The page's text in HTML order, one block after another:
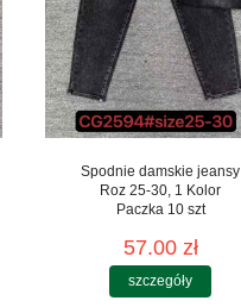
Spodnie damskie jeansy
Roz 25-30, 1 Kolor
Paczka 10 szt
57.00 zł
szczegóły